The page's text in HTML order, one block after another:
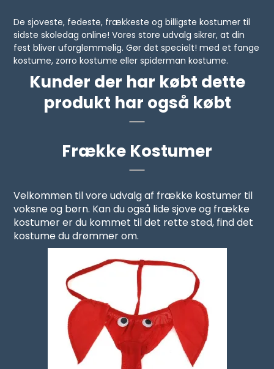
De sjoveste, fedeste, frækkeste og billigste kostumer til
sidste skoledag online! Vores store udvalg sikrer, at din
fest bliver uforglemmelig. Gør det specielt! med et fange
kostume, zorro kostume eller spiderman kostume.
Kunder der har købt dette
produkt har også købt
Frække Kostumer
Velkommen til vore udvalg af frække kostumer til
voksne og børn. Kan du også lide sjove og frække
kostumer er du kommet til det rette sted, find det
kostume du drømmer om.